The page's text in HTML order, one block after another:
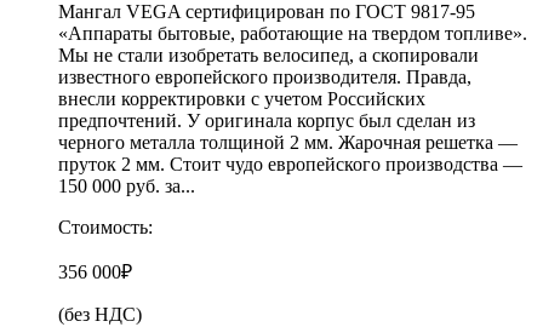
Мангал VEGA сертифицирован по ГОСТ 9817-95
«Аппараты бытовые, работающие на твердом топливе».
Мы не стали изобретать велосипед, а скопировали
известного европейского производителя. Правда,
внесли корректировки с учетом Российских
предпочтений. У оригинала корпус был сделан из
черного металла толщиной 2 мм. Жарочная решетка —
пруток 2 мм. Стоит чудо европейского производства —
150 000 руб. за...
Стоимость:
356 000₽
(без НДС)